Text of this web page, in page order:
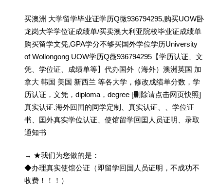
买澳洲 大学留学毕业证学历Q微936794295,购买UOW卧
龙岗大学学位证成绩单/买卖澳大利亚院校毕业证成绩单
购买留学文凭,GPA学分不够买国外学位学历University
of Wollongong UOW学历Q薇936794295【学历认证、文
凭、学位证、成绩单等】代办国外（海外）澳洲英国 加
拿大 韩国 美国 新西兰 等各大学，修改成绩单分数，学
历认证，文凭，diploma，degree [删除请点击网页快照]
真实认证.海外回囯的同学定制、真实认证、、学位证
书、囯外真实学位认证、使馆留学回囯人员证明、录取
通知书
→ ★我们为您做的是：
◆办理真实使馆公证（即留学回国人员证明，不成功不
收费！！！）